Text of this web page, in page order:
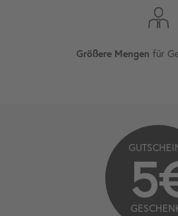
Größere Mengen für